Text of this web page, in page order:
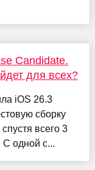
Candidate.
для всех?
iOS 26.3
сборку
всего 3
С одной с...